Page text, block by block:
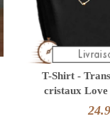
T-Shirt -
cristaux